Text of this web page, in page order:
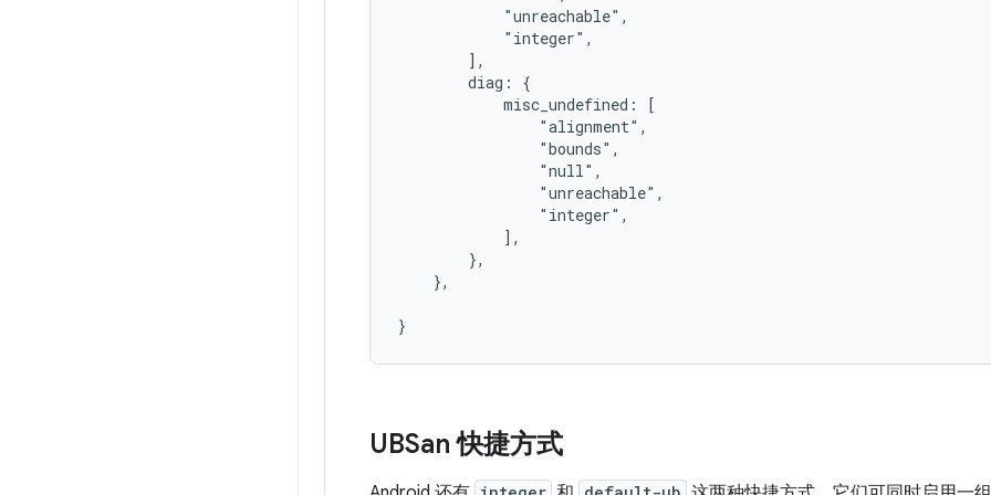
            "unreachable",
            "integer",
        ],
        diag: {
            misc_undefined: [
                "alignment",
                "bounds",
                "null",
                "unreachable",
                "integer",
            ],
        },
    },
UBSan 快捷方式